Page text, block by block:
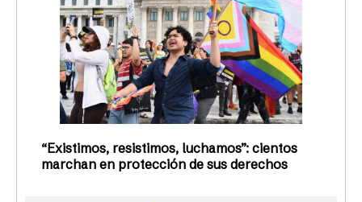
“Existimos, resistimos, luchamos”: cientos
marchan en protección de sus derechos